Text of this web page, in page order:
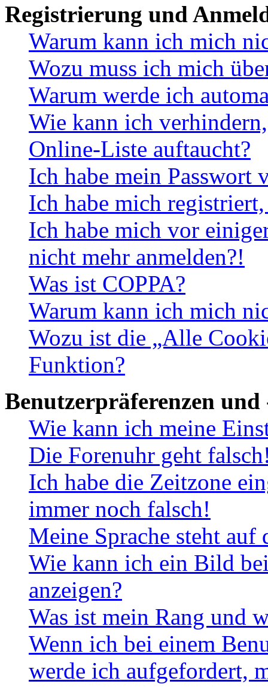
Registrierung und
Warum kann ich mich
Wozu muss ich mich
Warum werde ich
Wie kann ich
Online-Liste auftaucht?
Ich habe mein Passwort
Ich habe mich
Ich habe mich vor
nicht mehr anmelden?!
Was ist COPPA?
Warum kann ich mich
Wozu ist die „Alle
Funktion?
Benutzerpräferenzen und
Wie kann ich meine
Die Forenuhr geht
Ich habe die Zeitzone
immer noch falsch!
Meine Sprache steht
Wie kann ich ein Bild
anzeigen?
Was ist mein Rang und
Wenn ich bei einem
werde ich aufgefordert,